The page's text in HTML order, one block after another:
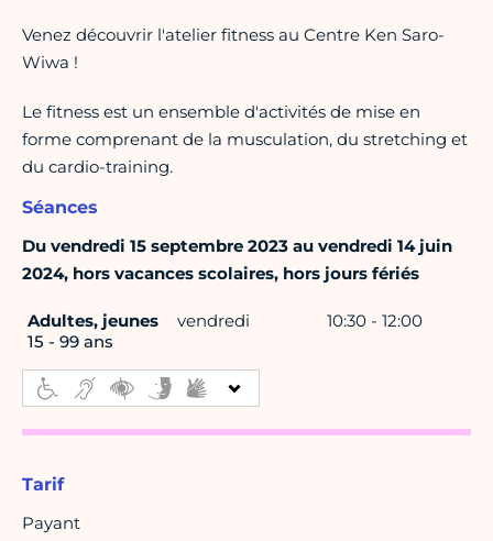
Venez découvrir l'atelier fitness au Centre Ken Saro-
Wiwa !
Le fitness est un ensemble d'activités de mise en
forme comprenant de la musculation, du stretching et
du cardio-training.
Séances
Du vendredi 15 septembre 2023 au vendredi 14 juin
2024, hors vacances scolaires, hors jours fériés
Adultes, jeunes
15 - 99 ans
vendredi 10:30 - 12:00
Tarif
Payant